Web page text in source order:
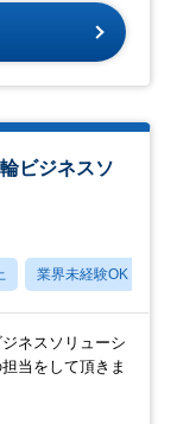
ビジネスソ
業界未経験OK
ネスソリューシ
当をして頂きま